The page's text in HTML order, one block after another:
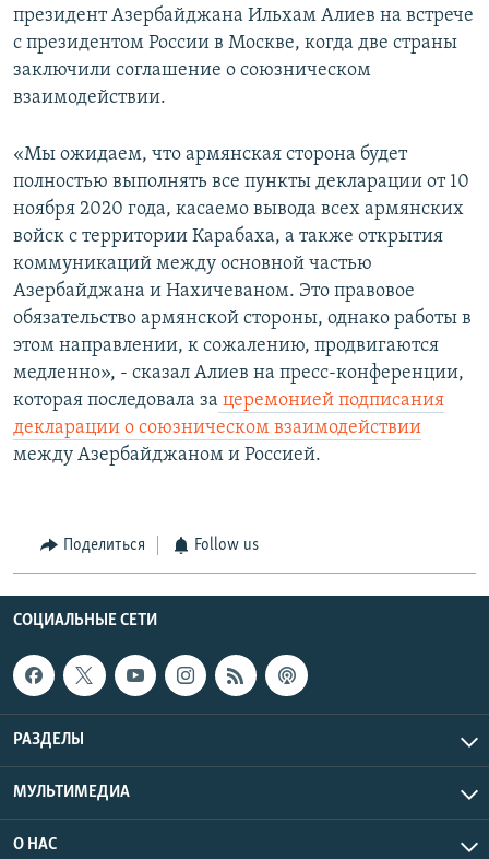
президент Азербайджана Ильхам Алиев на встрече
с президентом России в Москве, когда две страны
заключили соглашение о союзническом
взаимодействии.
«Мы ожидаем, что армянская сторона будет
полностью выполнять все пункты декларации от 10
ноября 2020 года, касаемо вывода всех армянских
войск с территории Карабаха, а также открытия
коммуникаций между основной частью
Азербайджана и Нахичеваном. Это правовое
обязательство армянской стороны, однако работы в
этом направлении, к сожалению, продвигаются
медленно», - сказал Алиев на пресс-конференции,
которая последовала за церемонией подписания
декларации о союзническом взаимодействии
между Азербайджаном и Россией.
Поделиться Follow us
СОЦИАЛЬНЫЕ СЕТИ
РАЗДЕЛЫ
МУЛЬТИМЕДИА
О НАС